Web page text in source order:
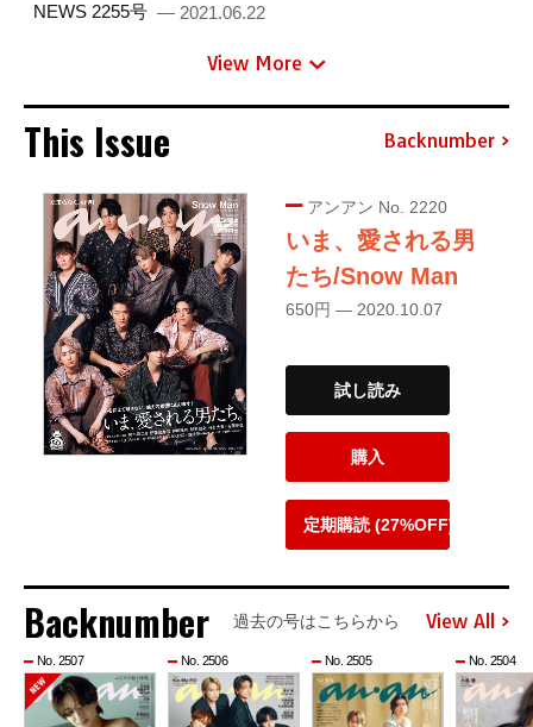
NEWS 2255号 — 2021.06.22
View More
This Issue Backnumber
アンアン No. 2220
いま、愛される男
たち/Snow Man
650円 — 2020.10.07
試し読み
購入
定期購読 (27%OFF)
Backnumber 過去の号はこちらから View All
No. 2507 No. 2506 No. 2505 No. 2504